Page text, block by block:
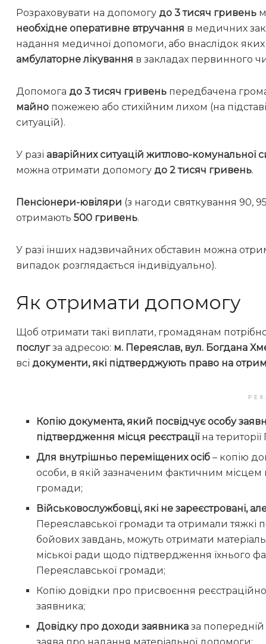
Розраховувати на допомогу до 3 тисяч гривень
необхідне оперативне втручання в медичних
надання медичної допомоги, або внаслідок яких
амбулаторне лікування в закладах первинного
Допомога до 3 тисяч гривень передбачена
майно пожежею або стихійним лихом (на
ситуацій).
У разі аварійних ситуацій житлово-комунальної
можна отримати допомогу до 2 тисяч гривень.
Пенсіонери-ювіляри (з нагоди святкування 90,
отримають 500 гривень.
У разі інших надзвичайних обставин можна
випадок розглядається індивідуально).
Як отримати допомогу
Щоб отримати такі виплати, громадянам
послугза адресою: м. Переяслав, вул. Богдана
всі документи, які підтверджують право на
Копію документа, який посвідчує особу
підтвердження місця реєстрації на
Для внутрішньо переміщених осіб – копію
особи, в якій зазначеним фактичним місцем
громади;
Військовослужбовці, які не зареєстровані,
Переяславської громади та отримали
бойових завдань, можуть отримати
міської ради щодо підтвердження їхнього
Переяславської громади;
Копію довідки про присвоєння
заявника;
Довідку про доходи заявниказа